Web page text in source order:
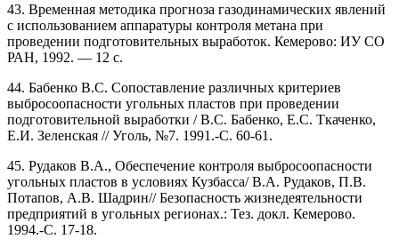
43. Временная методика прогноза газодинамических явлений
с использованием аппаратуры контроля метана при
проведении подготовительных выработок. Кемерово: ИУ СО
РАН, 1992. — 12 с.
44. Бабенко B.C. Сопоставление различных критериев
выбросоопасности угольных пластов при проведении
подготовительной выработки / B.C. Бабенко, Е.С. Ткаченко,
Е.И. Зеленская // Уголь, №7. 1991.-С. 60-61.
45. Рудаков В.А., Обеспечение контроля выбросоопасности
угольных пластов в условиях Кузбасса/ В.А. Рудаков, П.В.
Потапов, А.В. Шадрин// Безопасность жизнедеятельности
предприятий в угольных регионах.: Тез. докл. Кемерово.
1994.-С. 17-18.